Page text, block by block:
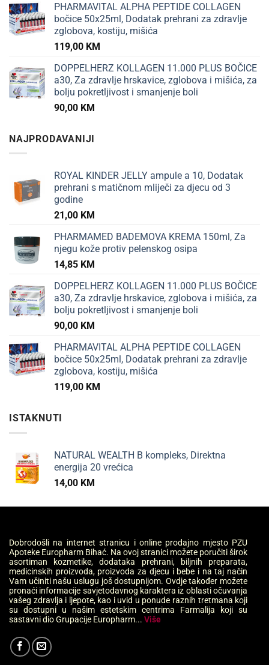
PHARMAVITAL ALPHA PEPTIDE COLLAGEN
bočice 50x25ml, Dodatak prehrani za zdravlje
zglobova, kostiju, mišića
119,00 KM
DOPPELHERZ KOLLAGEN 11.000 PLUS BOČICE
a30, Za zdravlje hrskavice, zglobova i mišića, za
bolju pokretljivost i smanjenje boli
90,00 KM
NAJPRODAVANIJI
ROYAL KINDER JELLY ampule a 10, Dodatak
prehrani s matičnom mliječi za djecu od 3
godine
21,00 KM
PHARMAMED BADEMOVA KREMA 150ml, Za
njegu kože protiv pelenskog osipa
14,85 KM
DOPPELHERZ KOLLAGEN 11.000 PLUS BOČICE
a30, Za zdravlje hrskavice, zglobova i mišića, za
bolju pokretljivost i smanjenje boli
90,00 KM
PHARMAVITAL ALPHA PEPTIDE COLLAGEN
bočice 50x25ml, Dodatak prehrani za zdravlje
zglobova, kostiju, mišića
119,00 KM
ISTAKNUTI
NATURAL WEALTH B kompleks, Direktna
energija 20 vrećica
14,00 KM
Dobrodošli na internet stranicu i online prodajno mjesto PZU
Apoteke Europharm Bihać. Na ovoj stranici možete poručiti širok
asortiman kozmetike, dodataka prehrani, biljnih preparata,
medicinskih proizvoda, proizvoda za djecu i bebe i na taj način
Vam učiniti našu uslugu još dostupnijom. Ovdje također možete
pronaći informacije savjetodavnog karaktera iz oblasti očuvanja
vašeg zdravlja i ljepote, kao i uvid u ponude raznih tretmana koji
su dostupni u našim estetskim centrima Farmalija koji su
sastavni dio Grupacije Europharm... Više